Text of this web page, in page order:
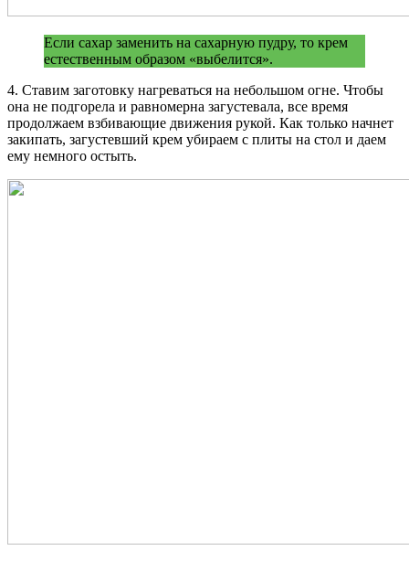
Если сахар заменить на сахарную пудру, то крем
естественным образом «выбелится».
4. Ставим заготовку нагреваться на небольшом огне. Чтобы
она не подгорела и равномерна загустевала, все время
продолжаем взбивающие движения рукой. Как только начнет
закипать, загустевший крем убираем с плиты на стол и даем
ему немного остыть.